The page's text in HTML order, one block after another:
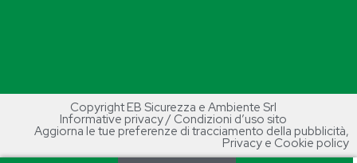
Copyright EB Sicurezza e Ambiente Srl
Informative privacy / Condizioni d’uso sito
Aggiorna le tue preferenze di tracciamento della pubblicità,
Privacy e Cookie policy